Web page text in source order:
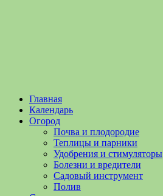
Садоводство
Огородничество
Садоводство
огородничество
полезные
Главная
Календарь
Огород
Почва и плодородие
Теплицы и парники
Удобрения и стимуляторы
Болезни и вредители
Садовый инструмент
Полив